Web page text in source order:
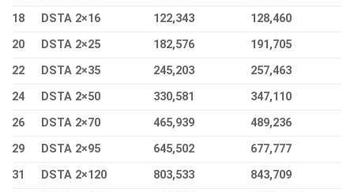
18
DSTA 2×16 122,343
128,460
20
DSTA 2×25 182,576
191,705
22
DSTA 2×35 245,203
257,463
24
DSTA 2×50 330,581
347,110
26
DSTA 2×70 465,939
489,236
29
DSTA 2×95 645,502
677,777
31
DSTA 2×120 803,533
843,709